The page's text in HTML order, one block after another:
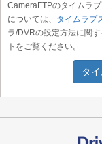
CameraFTPのタイムラ
については、 タイムラプ
ラ/DVRの設定方法に関す
トをご覧ください。
タ